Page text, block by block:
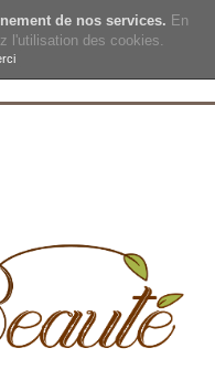
de nos services. En
l'utilisation des cookies.